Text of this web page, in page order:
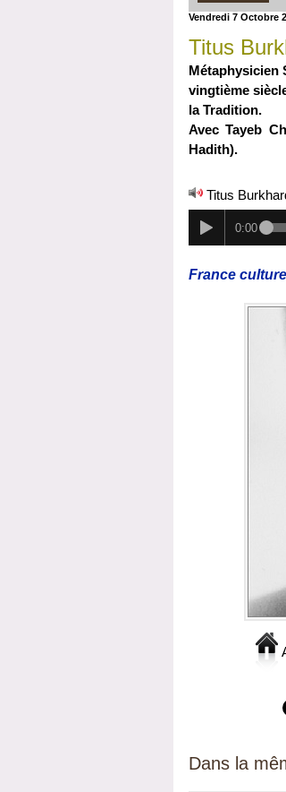
Vendredi 7 Octobre
Titus
Métaphysicien
vingtième
la Tradition.
Avec Tayeb
Hadith).
Titus
0:00
France
Dans la